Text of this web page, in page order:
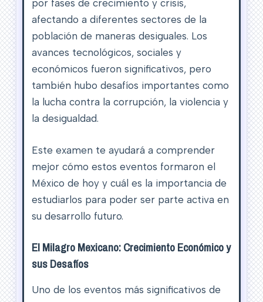
por fases de crecimiento y crisis,
afectando a diferentes sectores de la
población de maneras desiguales. Los
avances tecnológicos, sociales y
económicos fueron significativos, pero
también hubo desafíos importantes como
la lucha contra la corrupción, la violencia y
la desigualdad.
Este examen te ayudará a comprender
mejor cómo estos eventos formaron el
México de hoy y cuál es la importancia de
estudiarlos para poder ser parte activa en
su desarrollo futuro.
El Milagro Mexicano: Crecimiento Económico y
sus Desafíos
Uno de los eventos más significativos de